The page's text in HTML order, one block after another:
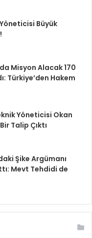
Büyük
Misyon Alacak 170
Türkiye’den Hakem
Yöneticisi Okan
Talip Çıktı
Şike Argümanı
Mevt Tehdidi de